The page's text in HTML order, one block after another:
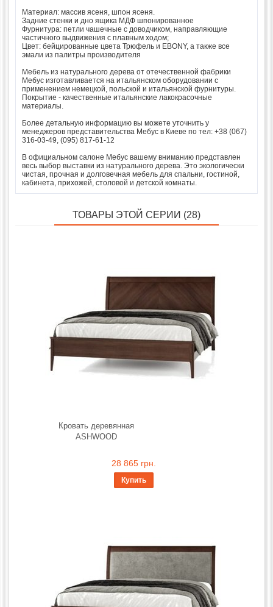
Материал: массив ясеня, шпон ясеня.
Задние стенки и дно ящика МДФ шпонированное
Фурнитура: петли чашечные с доводчиком, направляющие
частичного выдвижения с плавным ходом;
Цвет: бейцированные цвета Трюфель и EBONY, а также все
эмали из палитры производителя
Мебель из натурального дерева от отечественной фабрики
Мебус изготавливается на итальянском оборудовании с
применением немецкой, польской и итальянской фурнитуры.
Покрытие - качественные итальянские лакокрасочные
материалы.
Более детальную информацию вы можете уточнить у
менеджеров представительства Мебус в Киеве по тел: +38 (067)
316-03-49, (095) 817-61-12
В официальном салоне Мебус вашему вниманию представлен
весь выбор выставки из натурального дерева. Это экологически
чистая, прочная и долговечная мебель для спальни, гостиной,
кабинета, прихожей, столовой и детской комнаты.
ТОВАРЫ ЭТОЙ СЕРИИ (28)
Кровать деревянная
ASHWOOD
28 865 грн.
Купить